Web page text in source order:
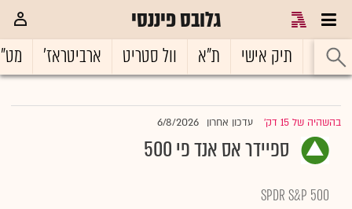
גלובס פיננסי
ראשי תיק אישי ת"א וול סטריט ארביטראז'
בהשהיה של 15 דק' |עדכון אחרון 6/8/2026
ספיידר אס אנד פי 500
SPDR S&P 500